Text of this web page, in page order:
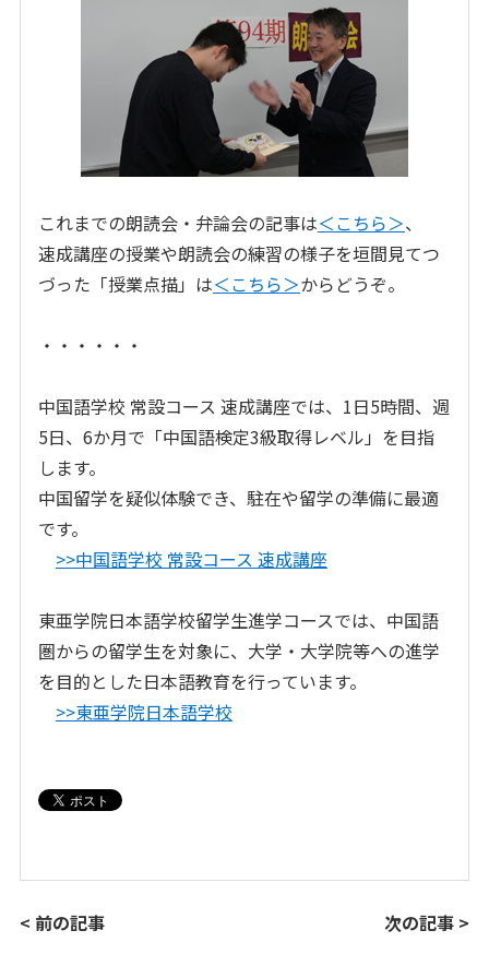
これまでの朗読会・弁論会の記事は＜こちら＞、
速成講座の授業や朗読会の練習の様子を垣間見てつ
づった「授業点描」は＜こちら＞からどうぞ。
・・・・・・
中国語学校 常設コース 速成講座では、1日5時間、週
5日、6か月で「中国語検定3級取得レベル」を目指
します。
中国留学を疑似体験でき、駐在や留学の準備に最適
です。
>>中国語学校 常設コース 速成講座
東亜学院日本語学校留学生進学コースでは、中国語
圏からの留学生を対象に、大学・大学院等への進学
を目的とした日本語教育を行っています。
>>東亜学院日本語学校
< 前の記事 次の記事 >